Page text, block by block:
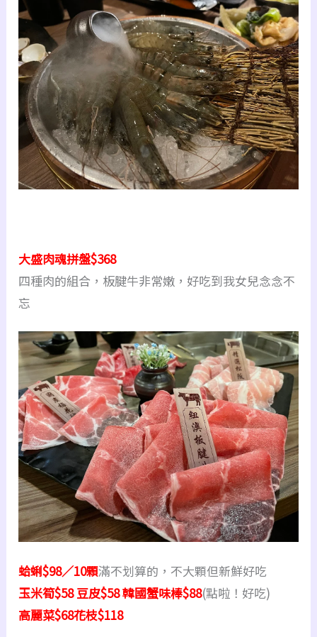
大盛肉魂拼盤$368
四種肉的組合，板腱牛非常嫩，好吃到我女兒念念不
忘
蛤蜊$98／10顆滿不划算的，不大顆但新鮮好吃
玉米筍$58 豆皮$58 韓國蟹味棒$88(點啦！好吃)
高麗菜$68花枝$118